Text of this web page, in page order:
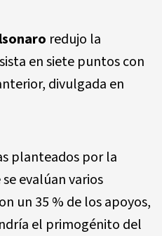
redujo la
en siete puntos con
divulgada en
planteados por la
evalúan varios
un 35 % de los apoyos,
el primogénito del